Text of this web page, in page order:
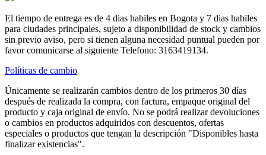
El tiempo de entrega es de 4 dias habiles en Bogota y 7 dias habiles
para ciudades principales, sujeto a disponibilidad de stock y cambios
sin previo aviso, pero si tienen alguna necesidad puntual pueden por
favor comunicarse al siguiente Telefono: 3163419134.
Políticas de cambio
Únicamente se realizarán cambios dentro de los primeros 30 días
después de realizada la compra, con factura, empaque original del
producto y caja original de envío. No se podrá realizar devoluciones
o cambios en productos adquiridos con descuentos, ofertas
especiales o productos que tengan la descripción "Disponibles hasta
finalizar existencias".